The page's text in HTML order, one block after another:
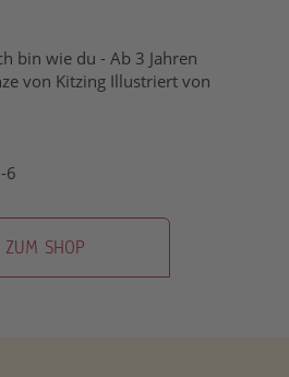
bin wie du - Ab 3 Jahren
von Kitzing Illustriert von
6
ZUM SHOP